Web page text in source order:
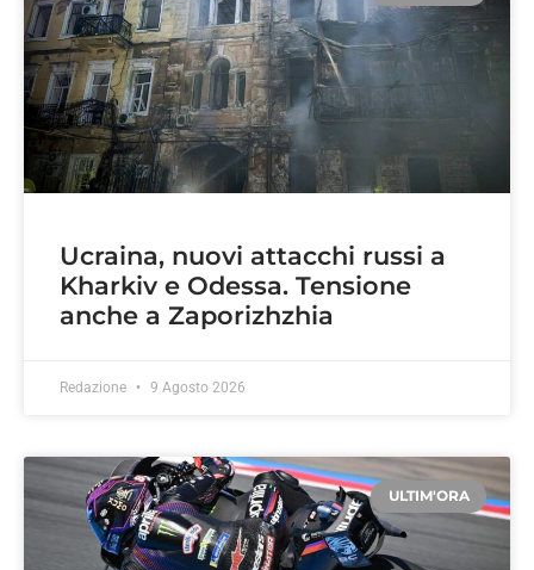
Ucraina, nuovi attacchi russi a
Kharkiv e Odessa. Tensione
anche a Zaporizhzhia
Redazione 9 Agosto 2026
ULTIM'ORA